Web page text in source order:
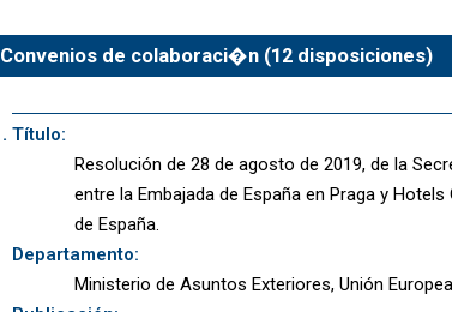
Convenios de colaboraci�n (12 disposiciones)
Título:
Resolución de 28 de agosto de 2019, de la
entre la Embajada de España en Praga y
de España.
Departamento:
Ministerio de Asuntos Exteriores, Unión